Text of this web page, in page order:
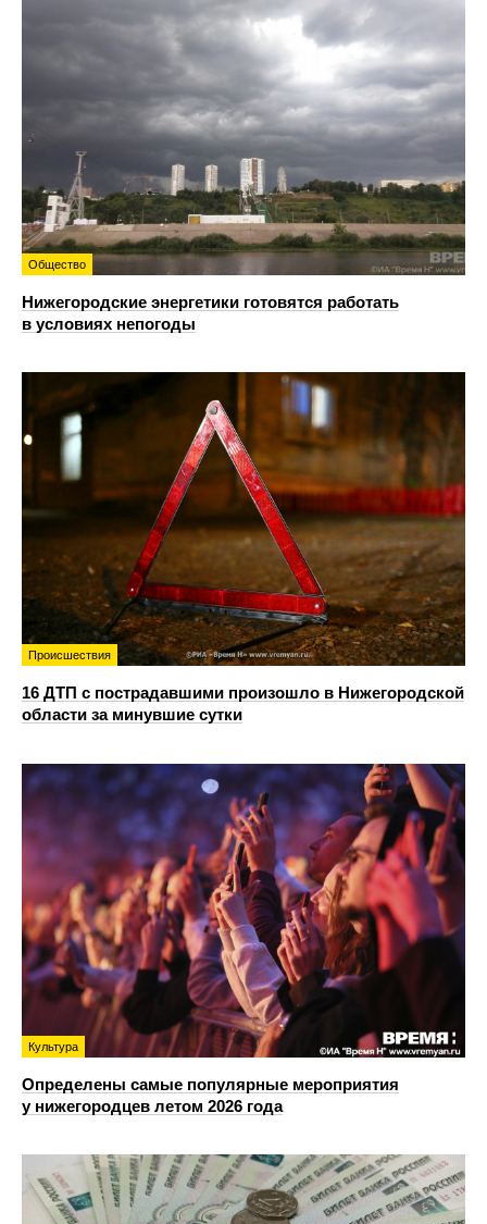
Общество
Нижегородские энергетики готовятся работать
в условиях непогоды
Происшествия
16 ДТП с пострадавшими произошло в Нижегородской
области за минувшие сутки
Культура
Определены самые популярные мероприятия
у нижегородцев летом 2026 года